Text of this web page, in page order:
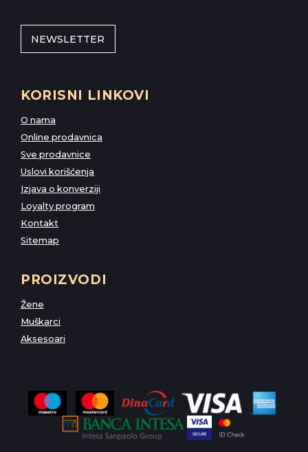
NEWSLETTER
KORISNI LINKOVI
O nama
Online prodavnica
Sve prodavnice
Uslovi korišćenja
Izjava o konverziji
Loyalty program
Kontakt
Sitemap
PROIZVODI
Žene
Muškarci
Aksesoari